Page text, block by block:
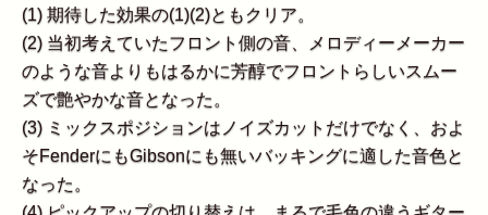
(1) 期待した効果の(1)(2)ともクリア。
(2) 当初考えていたフロント側の音、メロディーメーカー
のような音よりもはるかに芳醇でフロントらしいスムー
ズで艶やかな音となった。
(3) ミックスポジションはノイズカットだけでなく、およ
そFenderにもGibsonにも無いバッキングに適した音色と
なった。